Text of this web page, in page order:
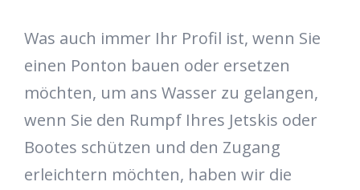
Was auch immer Ihr Profil ist, wenn Sie
einen Ponton bauen oder ersetzen
möchten, um ans Wasser zu gelangen,
wenn Sie den Rumpf Ihres Jetskis oder
Bootes schützen und den Zugang
erleichtern möchten, haben wir die